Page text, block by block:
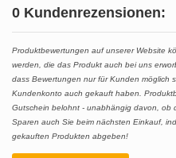
0 Kundenrezensionen:
Produktbewertungen auf unserer Website
werden, die das Produkt auch bei uns
dass Bewertungen nur für Kunden möglich
Kundenkonto auch gekauft haben.
Gutschein belohnt - unabhängig davon, ob
Sparen auch Sie beim nächsten Einkauf,
gekauften Produkten abgeben!